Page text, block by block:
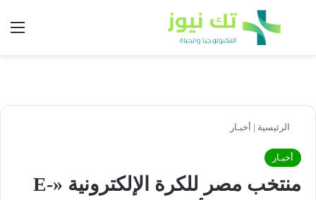
بحث عن
الرئيسية | أخبـار
أخبـار
منتخب مصر للكرة الإلكترونية «E-